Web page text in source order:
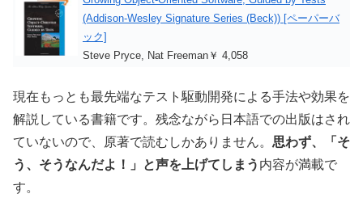
(Addison-Wesley Signature Series (Beck)) [ペーパーバ
ック]
Steve Pryce, Nat Freeman￥ 4,058
現在もっとも最先端なテスト駆動開発による手法や効果を
解説している書籍です。残念ながら日本語での出版はされ
ていないので、原著で読むしかありません。 思わず、「そ
う、そうなんだよ！」と声を上げてしまう 内容が満載で
す。